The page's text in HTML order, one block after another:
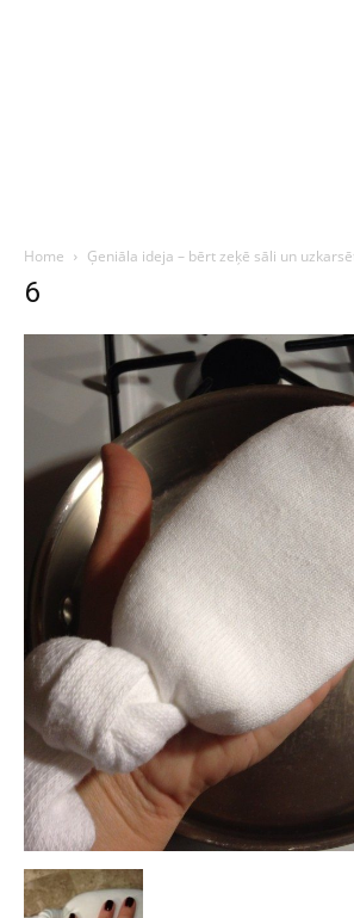
Home Ģeniāla ideja – bērt zeķē sāli un
6